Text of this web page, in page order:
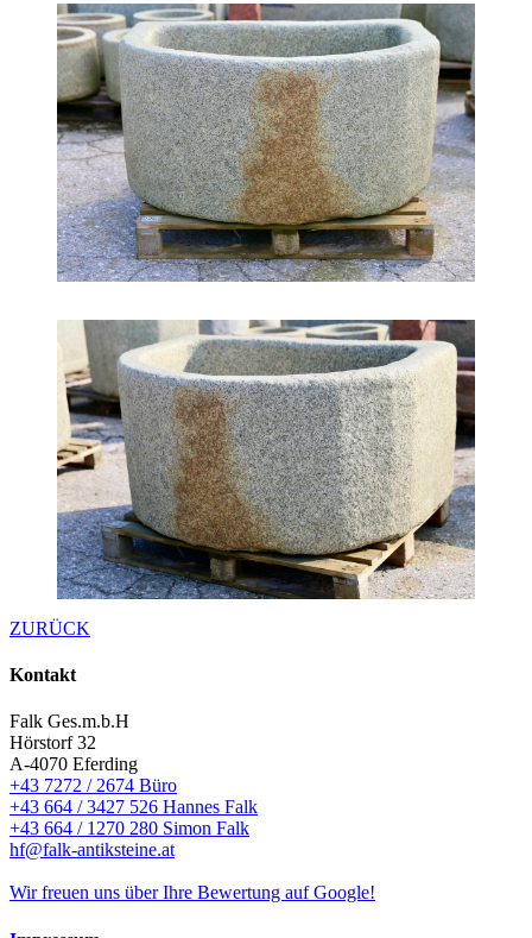
ZURÜCK
Kontakt
Falk Ges.m.b.H
Hörstorf 32
A-4070 Eferding
+43 7272 / 2674 Büro
+43 664 / 3427 526 Hannes Falk
+43 664 / 1270 280 Simon Falk
hf@falk-antiksteine.at
Wir freuen uns über Ihre Bewertung auf Google!